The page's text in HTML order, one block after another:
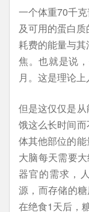
一个体重70千
及可用的蛋白
耗费的能量与
焦。也就是说
月。这是理论上
但是这仅仅是
饿这么长时间
体其他部位的能
大脑每天需要
器官的需求，
源，而存储的
在绝食1天后，